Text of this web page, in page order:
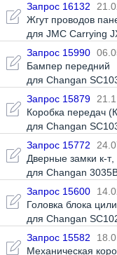
Запрос 16132
Жгут проводов
для JMC Carrying
Запрос 15990
Бампер передний
для Changan
Запрос 15879
Коробка передач
для Changan
Запрос 15772
Дверные замки к-т,
для Changan
Запрос 15600
Головка блока
для Changan
Запрос 15582
Механическая